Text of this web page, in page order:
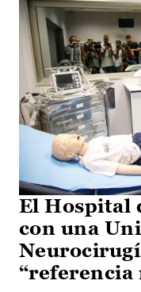
El Hospital
con una
“referencia